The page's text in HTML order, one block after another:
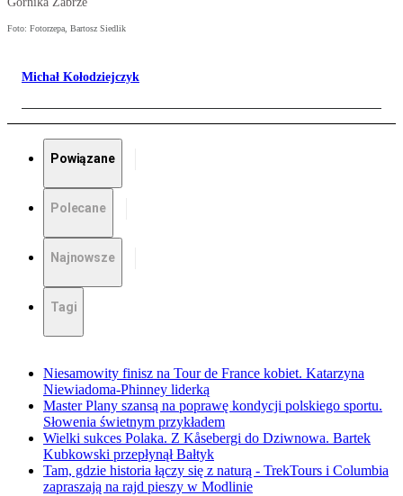
Foto: Fotorzepa, Bartosz Siedlik
Michał Kołodziejczyk
Powiązane
Polecane
Najnowsze
Tagi
Niesamowity finisz na Tour de France kobiet. Katarzyna
Niewiadoma-Phinney liderką
Master Plany szansą na poprawę kondycji polskiego sportu.
Słowenia świetnym przykładem
Wielki sukces Polaka. Z Kåsebergi do Dziwnowa. Bartek
Kubkowski przepłynął Bałtyk
Tam, gdzie historia łączy się z naturą - TrekTours i Columbia
zapraszają na rajd pieszy w Modlinie